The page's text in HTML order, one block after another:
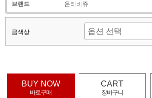
브랜드
온리비쥬
금색상
BUY NOW
바로구매
CART
장바구니